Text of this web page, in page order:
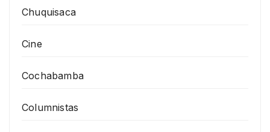
Chuquisaca
Cine
Cochabamba
Columnistas